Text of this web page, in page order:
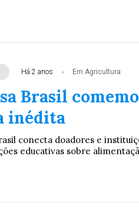
Há 2 anos Em Agricultura
Brasil
inédita
conecta doadores e
educativas sobre